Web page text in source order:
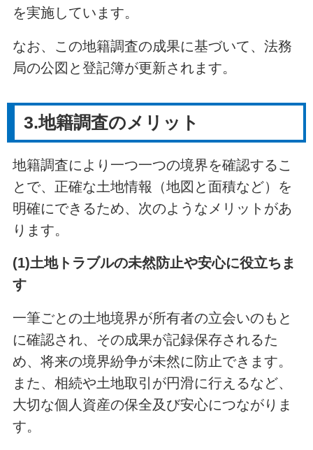
を実施しています。
なお、この地籍調査の成果に基づいて、法務
局の公図と登記簿が更新されます。
3.地籍調査のメリット
地籍調査により一つ一つの境界を確認するこ
とで、正確な土地情報（地図と面積など）を
明確にできるため、次のようなメリットがあ
ります。
(1)土地トラブルの未然防止や安心に役立ちま
す
一筆ごとの土地境界が所有者の立会いのもと
に確認され、その成果が記録保存されるた
め、将来の境界紛争が未然に防止できます。
また、相続や土地取引が円滑に行えるなど、
大切な個人資産の保全及び安心につながりま
す。